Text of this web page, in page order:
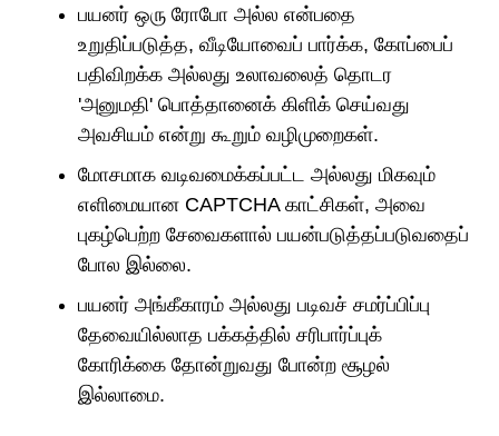
பயனர் ஒரு ரோபோ அல்ல என்பதை
உறுதிப்படுத்த, வீடியோவைப் பார்க்க, கோப்பைப்
பதிவிறக்க அல்லது உலாவலைத் தொடர
'அனுமதி' பொத்தானைக் கிளிக் செய்வது
அவசியம் என்று கூறும் வழிமுறைகள்.
மோசமாக வடிவமைக்கப்பட்ட அல்லது மிகவும்
எளிமையான CAPTCHA காட்சிகள், அவை
புகழ்பெற்ற சேவைகளால் பயன்படுத்தப்படுவதைப்
போல இல்லை.
பயனர் அங்கீகாரம் அல்லது படிவச் சமர்ப்பிப்பு
தேவையில்லாத பக்கத்தில் சரிபார்ப்புக்
கோரிக்கை தோன்றுவது போன்ற சூழல்
இல்லாமை.